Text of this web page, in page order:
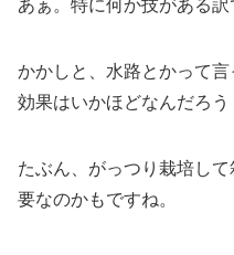
あぁ。特に何か技がある訳
かかしと、水路とかって言
効果はいかほどなんだろう
たぶん、がっつり栽培し
要なのかもですね。